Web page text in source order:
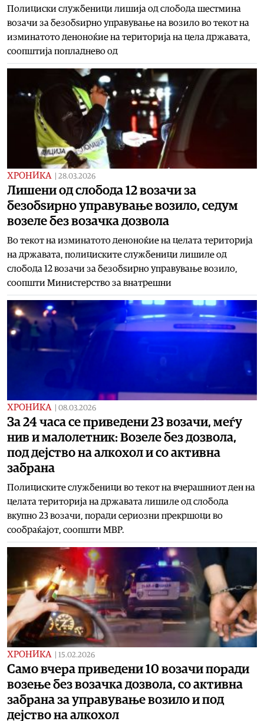
Полициски службеници лишија од слобода шестмина
возачи за безобѕирно управување на возило во текот на
изминатото деноноќие на територија на цела државата,
соопштија попладнево од
ХРОНИКА 28.03.2026
Лишени од слобода 12 возачи за
безобѕирно управување возило, седум
возеле без возачка дозвола
Во текот на изминатото деноноќие на целата територија
на државата, полициските службеници лишиле од
слобода 12 возачи за безобѕирно управување возило,
соопшти Министерство за внатрешни
ХРОНИКА 08.03.2026
За 24 часа се приведени 23 возачи, меѓу
нив и малолетник: Возеле без дозвола,
под дејство на алкохол и со активна
забрана
Полициските службеници во текот на вчерашниот ден на
целата територија на државата лишиле од слобода
вкупно 23 возачи, поради сериозни прекршоци во
сообраќајот, соопшти МВР.
ХРОНИКА 15.02.2026
Само вчера приведени 10 возачи поради
возење без возачка дозвола, со активна
забрана за управување возило и под
дејство на алкохол